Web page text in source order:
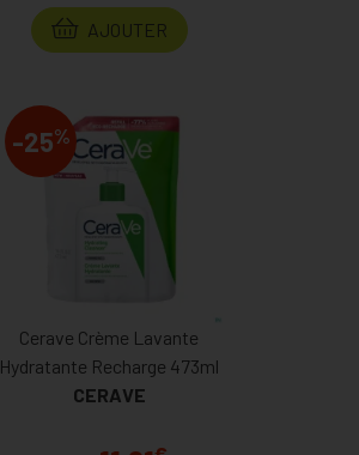
AJOUTER
-25%
Cerave Crème Lavante
Hydratante Recharge 473ml
CERAVE